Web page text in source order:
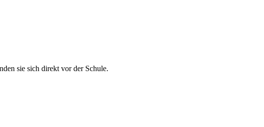
sie sich direkt vor der Schule.